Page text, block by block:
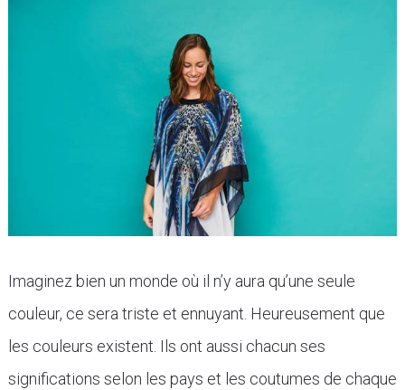
Imaginez bien un monde où il n’y aura qu’une seule
couleur, ce sera triste et ennuyant. Heureusement que
les couleurs existent. Ils ont aussi chacun ses
significations selon les pays et les coutumes de chaque